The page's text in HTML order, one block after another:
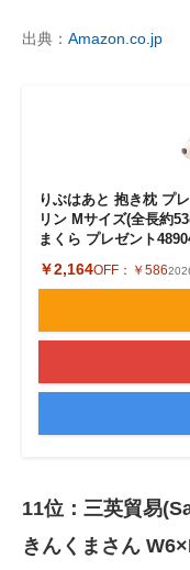
出典： Amazon.co.jp
りぶはあと 抱き枕 プ
リン Mサイズ(全長約
まくら プレゼント
￥2,164OFF： ￥586
11位：三英貿易
きんくまさん